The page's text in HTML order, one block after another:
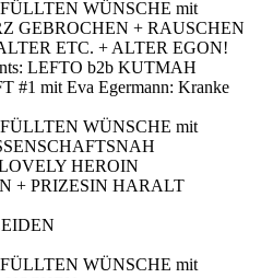
WÜNSCHE mit
GEBROCHEN + RAUSCHEN
ETC. + ALTER EGON!
LEFTO b2b KUTMAH
#1 mit Eva Egermann: Kranke
WÜNSCHE mit
HEROIN
+ PRIZESIN HARALT
WÜNSCHE mit